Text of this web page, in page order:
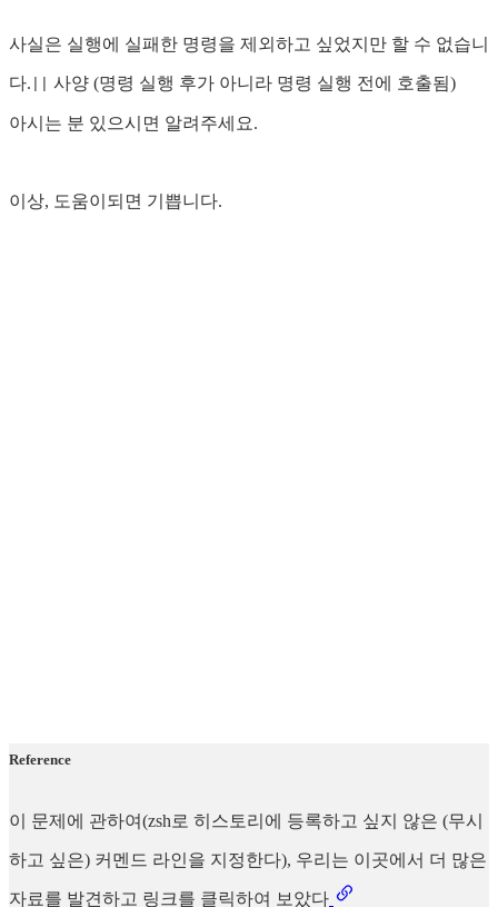
사실은 실행에 실패한 명령을 제외하고 싶었지만 할 수 없습니
다. 사양 (명령 실행 후가 아니라 명령 실행 전에 호출됨)
아시는 분 있으시면 알려주세요.
이상, 도움이되면 기쁩니다.
Reference
이 문제에 관하여(zsh로 히스토리에 등록하고 싶지 않은 (무시
하고 싶은) 커멘드 라인을 지정한다), 우리는 이곳에서 더 많은
자료를 발견하고 링크를 클릭하여 보았다